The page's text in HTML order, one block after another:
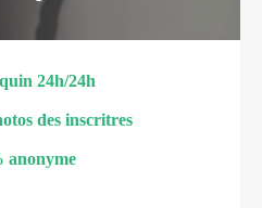
24h/24h
des inscritres
anonyme